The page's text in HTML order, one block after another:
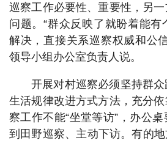
巡察工作必要性、重要性，另
问题。“群众反映了就盼着能
解决，直接关系巡察权威和公
领导小组办公室负责人说。
开展对村巡察必须坚持群
生活规律改进方式方法，充分
察工作不能“坐堂等访”，办公
到田野巡察、主动下访。有的